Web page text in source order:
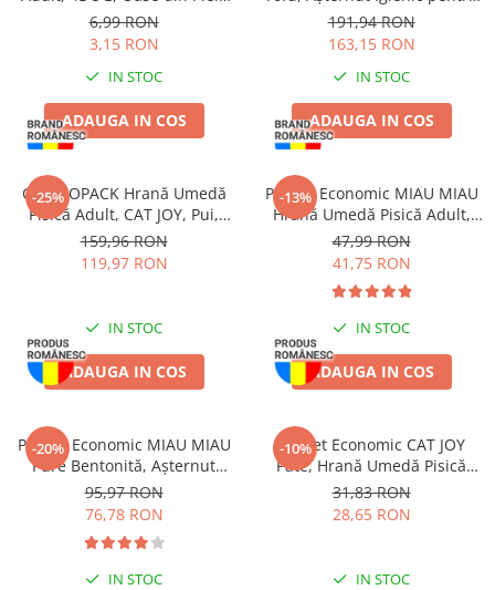
Presată, 8.5cm, 3 bucăți
6,99 RON
3,15 RON
IN STOC
ADAUGA IN COS
Pisică, Aloe Vera, 6x6L
191,94 RON
163,15 RON
IN STOC
ADAUGA IN COS
-25%
COMBOPACK Hrană Umedă
Pisică Adult, CAT JOY, Pui,
Vită, Curcan și Somon, 96x85g
159,96 RON
119,97 RON
IN STOC
ADAUGA IN COS
-13%
Pachet Economic MIAU MIAU
Hrană Umedă Pisică Adult,
Sterilizată, Pui în sos, 24x100g
47,99 RON
41,75 RON
IN STOC
ADAUGA IN COS
-20%
Pachet Economic MIAU MIAU
Pure Bentonită, Așternut
Igienic pentru Pisică, Lavandă,
4x5L
95,97 RON
76,78 RON
IN STOC
-10%
Pachet Economic CAT JOY
Pate, Hrană Umedă Pisică
Adult, Pasăre, 16x100g
31,83 RON
28,65 RON
IN STOC